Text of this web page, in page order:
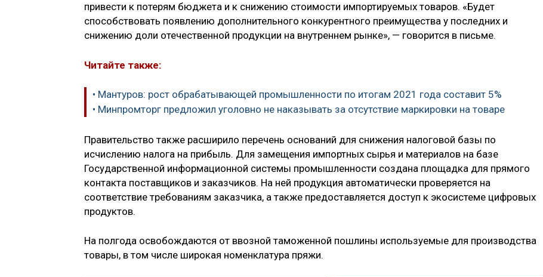
привести к потерям бюджета и к снижению стоимости импортируемых товаров. «Будет
способствовать появлению дополнительного конкурентного преимущества у последних и
снижению доли отечественной продукции на внутреннем рынке», — говорится в письме.
Читайте также:
• Мантуров: рост обрабатывающей промышленности по итогам 2021 года составит 5%
• Минпромторг предложил уголовно не наказывать за отсутствие маркировки на товаре
Правительство также расширило перечень оснований для снижения налоговой базы по
исчислению налога на прибыль. Для замещения импортных сырья и материалов на базе
Государственной информационной системы промышленности создана площадка для прямого
контакта поставщиков и заказчиков. На ней продукция автоматически проверяется на
соответствие требованиям заказчика, а также предоставляется доступ к экосистеме цифровых
продуктов.
На полгода освобождаются от ввозной таможенной пошлины используемые для производства
товары, в том числе широкая номенклатура пряжи.